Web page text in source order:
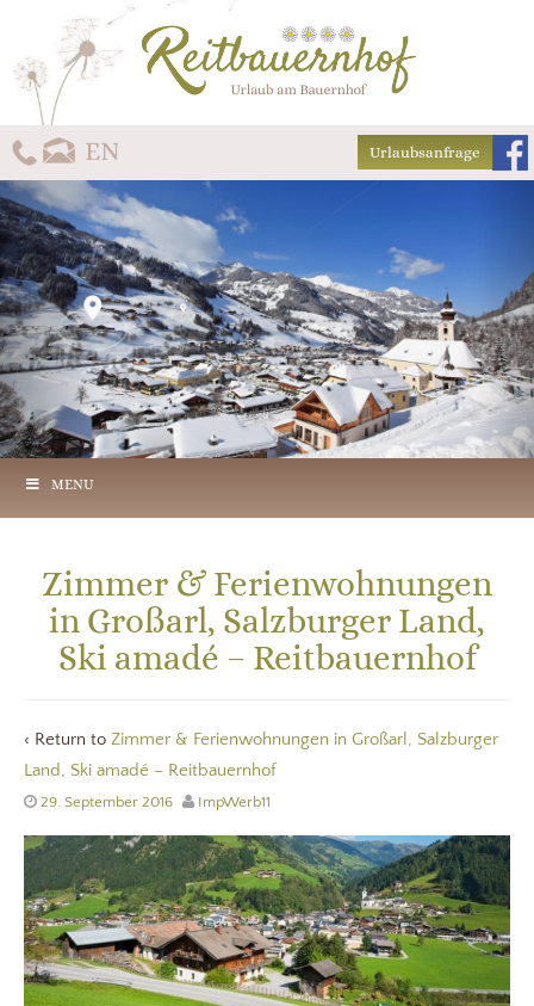
Urlaubsanfrage
MENU
Zimmer & Ferienwohnungen
in Großarl, Salzburger Land,
Ski amadé – Reitbauernhof
‹ Return to Zimmer & Ferienwohnungen in Großarl, Salzburger
Land, Ski amadé – Reitbauernhof
29. September 2016 ImpWerb11